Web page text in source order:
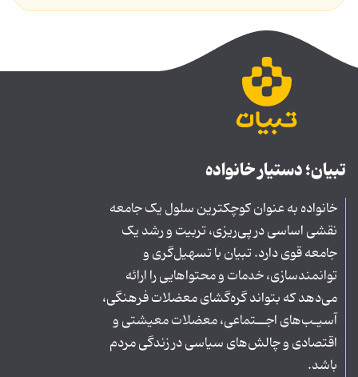
تبیان؛ دستیار خانواده
خانواده به عنوان کوچکترین سلول یک جامعه
نقشی اساسی در پی‌ریزی، تربیت و رشد یک
جامعه قوی دارد. تبیان با تسهیل‌گری و
توانمندسازی، خدمات و محتواهایی را ارائه
می‌دهد که بتواند گره‌گشای معضلات فرهنگی،
آسیـب‌های اجــتماعی، معضلات معیشتی و
اقتصادی و چالش‌های سیاسی در زندگی مردم
باشد.